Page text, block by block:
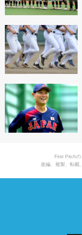
First Pitch
改編、複製、転載